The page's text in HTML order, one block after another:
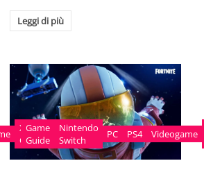
Leggi di più
Xbox
One
Game
Guide
Nintendo
Switch
PC PS4 Videogame